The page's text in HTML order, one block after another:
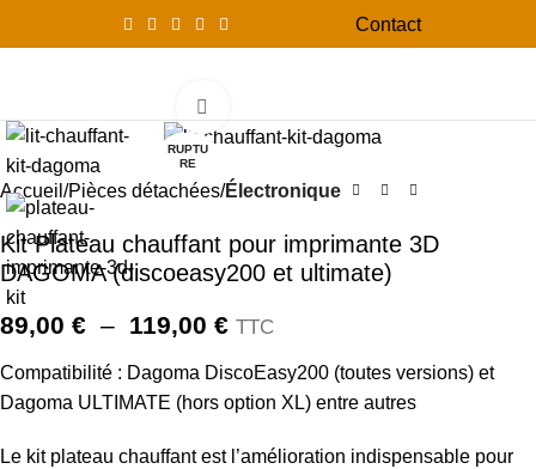
Contact
RUPTU
RE
Accueil Pièces détachées Électronique
Kit Plateau chauffant pour imprimante 3D
DAGOMA (discoeasy200 et ultimate)
89,00 € – 119,00 € TTC
Compatibilité : Dagoma DiscoEasy200 (toutes versions) et
Dagoma ULTIMATE (hors option XL) entre autres
Le kit plateau chauffant est l’amélioration indispensable pour